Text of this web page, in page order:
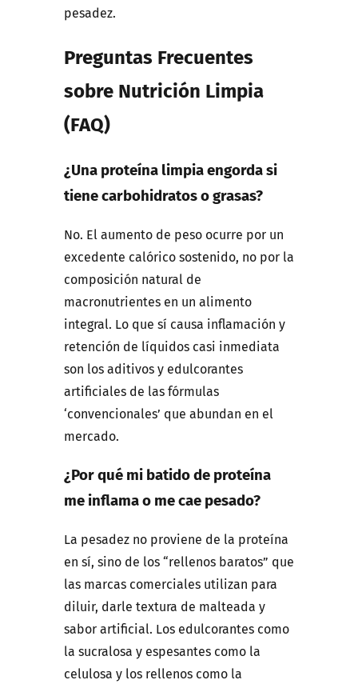
pesadez.
Preguntas Frecuentes
sobre Nutrición Limpia
(FAQ)
¿Una proteína limpia engorda si
tiene carbohidratos o grasas?
No. El aumento de peso ocurre por un
excedente calórico sostenido, no por la
composición natural de
macronutrientes en un alimento
integral. Lo que sí causa inflamación y
retención de líquidos casi inmediata
son los aditivos y edulcorantes
artificiales de las fórmulas
‘convencionales’ que abundan en el
mercado.
¿Por qué mi batido de proteína
me inflama o me cae pesado?
La pesadez no proviene de la proteína
en sí, sino de los “rellenos baratos” que
las marcas comerciales utilizan para
diluir, darle textura de malteada y
sabor artificial. Los edulcorantes como
la sucralosa y espesantes como la
celulosa y los rellenos como la